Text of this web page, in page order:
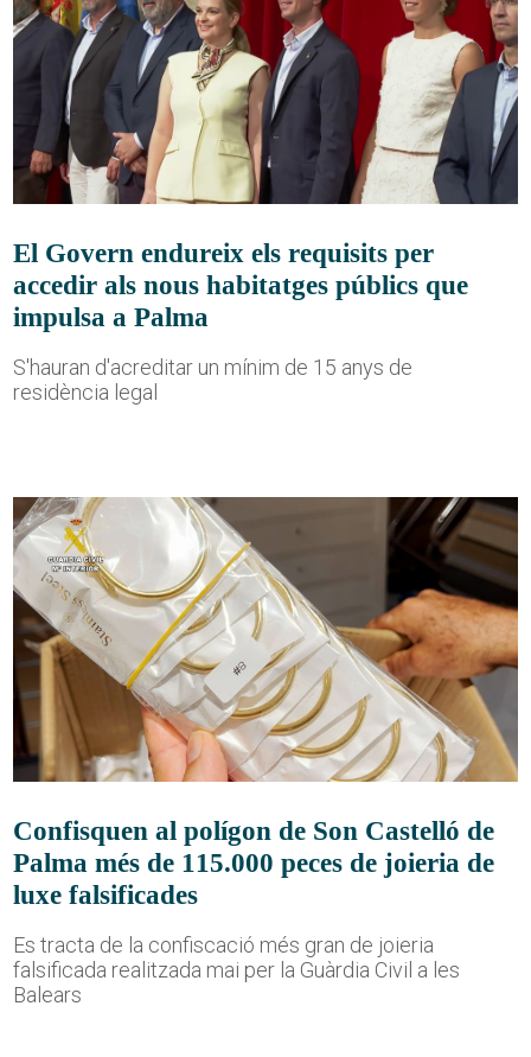
El Govern endureix els requisits per
accedir als nous habitatges públics que
impulsa a Palma
S'hauran d'acreditar un mínim de 15 anys de
residència legal
Confisquen al polígon de Son Castelló de
Palma més de 115.000 peces de joieria de
luxe falsificades
Es tracta de la confiscació més gran de joieria
falsificada realitzada mai per la Guàrdia Civil a les
Balears